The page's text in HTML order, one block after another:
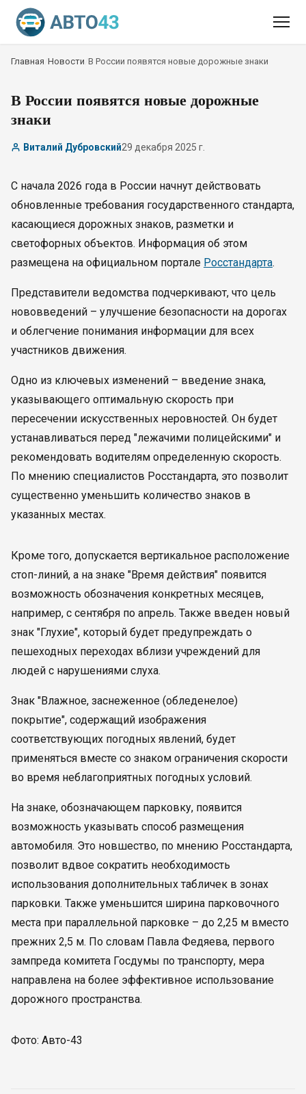
Главная Новости В России появятся новые дорожные знаки
В России появятся новые дорожные
знаки
Виталий Дубровский29 декабря 2025 г.
С начала 2026 года в России начнут действовать
обновленные требования государственного стандарта,
касающиеся дорожных знаков, разметки и
светофорных объектов. Информация об этом
размещена на официальном портале Росстандарта.
Представители ведомства подчеркивают, что цель
нововведений – улучшение безопасности на дорогах
и облегчение понимания информации для всех
участников движения.
Одно из ключевых изменений – введение знака,
указывающего оптимальную скорость при
пересечении искусственных неровностей. Он будет
устанавливаться перед "лежачими полицейскими" и
рекомендовать водителям определенную скорость.
По мнению специалистов Росстандарта, это позволит
существенно уменьшить количество знаков в
указанных местах.
Кроме того, допускается вертикальное расположение
стоп-линий, а на знаке "Время действия" появится
возможность обозначения конкретных месяцев,
например, с сентября по апрель. Также введен новый
знак "Глухие", который будет предупреждать о
пешеходных переходах вблизи учреждений для
людей с нарушениями слуха.
Знак "Влажное, заснеженное (обледенелое)
покрытие", содержащий изображения
соответствующих погодных явлений, будет
применяться вместе со знаком ограничения скорости
во время неблагоприятных погодных условий.
На знаке, обозначающем парковку, появится
возможность указывать способ размещения
автомобиля. Это новшество, по мнению Росстандарта,
позволит вдвое сократить необходимость
использования дополнительных табличек в зонах
парковки. Также уменьшится ширина парковочного
места при параллельной парковке – до 2,25 м вместо
прежних 2,5 м. По словам Павла Федяева, первого
зампреда комитета Госдумы по транспорту, мера
направлена на более эффективное использование
дорожного пространства.
Фото: Авто-43